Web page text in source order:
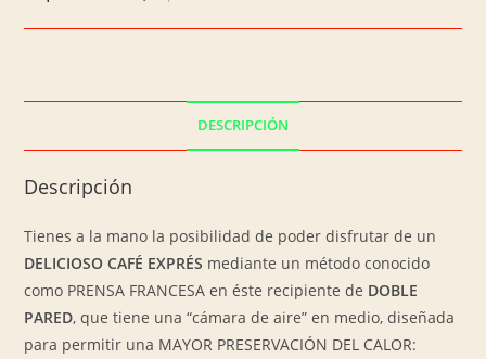
Acero
18/10
de
DOBLE
PARED
-
DESCRIPCIÓN
Descripción
Tienes a la mano la posibilidad de poder disfrutar de un
DELICIOSO CAFÉ EXPRÉS mediante un método conocido
como PRENSA FRANCESA en éste recipiente de DOBLE
PARED, que tiene una “cámara de aire” en medio, diseñada
para permitir una MAYOR PRESERVACIÓN DEL CALOR: